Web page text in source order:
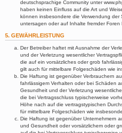
deutschsprachige Community unter
haben keinen Einfluss auf die Art und
können insbesondere die Verwendung der
untersagen oder auf Inhalte fremder Foren
5. GEWÄHRLEISTUNG
Der Betreiber haftet mit Ausnahme der
und der Verletzung wesentlicher
die auf ein vorsätzliches oder grob
gilt auch für mittelbare Folgeschäden wie
Die Haftung ist gegenüber Verbrauchern
fahrlässigem Verhalten oder bei Schäden
Gesundheit und der Verletzung
die bei Vertragsschluss typischerweise
Höhe nach auf die vertragstypischen
für mittelbare Folgeschäden wie
Die Haftung ist gegenüber Unternehmern
und Gesundheit oder vorsätzlichem oder